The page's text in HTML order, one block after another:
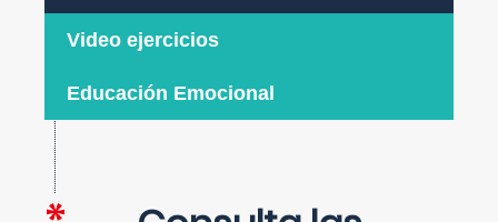
Video ejercicios
Educación Emocional